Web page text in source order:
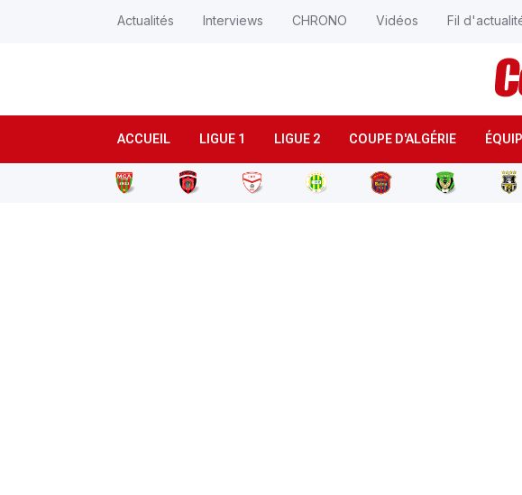
ACCUEIL LIGUE 1 LIGUE 2 COUPE D'ALGÉRIE
Actualités Interviews CHRONO Vidéos Fil